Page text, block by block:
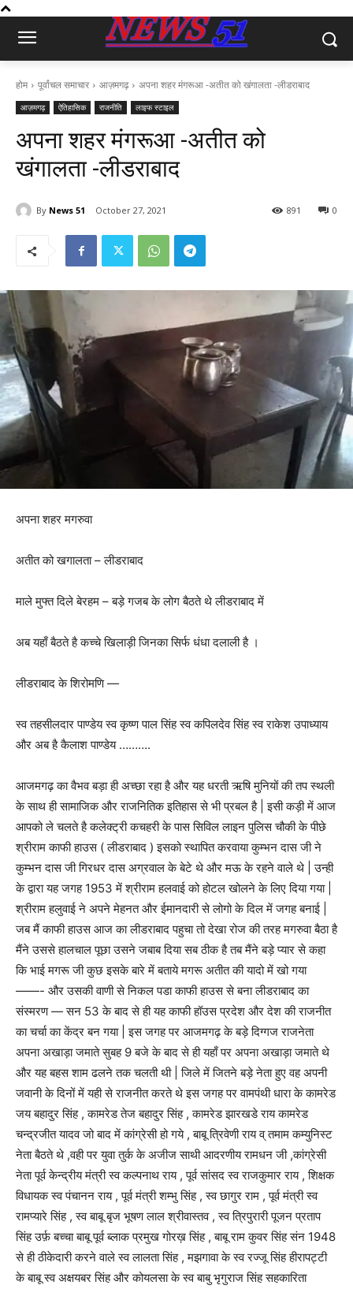
होम पूर्वांचल समाचार आज़मगढ़ अपना शहर मंगरूआ -अतीत को खंगालता -लीडराबाद
आज़मगढ़ ऐतिहासिक राजनीति लाइफ स्टाइल
अपना शहर मंगरूआ -अतीत को
खंगालता -लीडराबाद
By News 51 October 27, 2021 0
891
अपना शहर मगरुवा
अतीत को खगालता – लीडराबाद
माले मुफ्त दिले बेरहम – बड़े गजब के लोग बैठते थे लीडराबाद में
अब यहाँ बैठते है कच्चे खिलाड़ी जिनका सिर्फ धंधा दलाली है ।
लीडराबाद के शिरोमणि —
स्व तहसीलदार पाण्डेय स्व कृष्ण पाल सिंह स्व कपिलदेव सिंह स्व राकेश उपाध्याय
और अब है कैलाश पाण्डेय ……….
आजमगढ़ का वैभव बड़ा ही अच्छा रहा है और यह धरती ऋषि मुनियों की तप स्थली
के साथ ही सामाजिक और राजनितिक इतिहास से भी प्रबल है | इसी कड़ी में आज
आपको ले चलते है कलेक्ट्री कचहरी के पास सिविल लाइन पुलिस चौकी के पीछे
श्रीराम काफी हाउस ( लीडराबाद ) इसको स्थापित करवाया कुम्भन दास जी ने
कुम्भन दास जी गिरधर दास अग्रवाल के बेटे थे और मऊ के रहने वाले थे | उन्ही
के द्वारा यह जगह 1953 में श्रीराम हलवाई को होटल खोलने के लिए दिया गया |
श्रीराम हलुवाई ने अपने मेहनत और ईमानदारी से लोगो के दिल में जगह बनाई |
जब मैं काफी हाउस आज का लीडराबाद पहुचा तो देखा रोज की तरह मगरुवा बैठा है
मैंने उससे हालचाल पूछा उसने जबाब दिया सब ठीक है तब मैंने बड़े प्यार से कहा
कि भाई मगरू जी कुछ इसके बारे में बताये मगरू अतीत की यादो में खो गया
——- और उसकी वाणी से निकल पडा काफी हाउस से बना लीडराबाद का
संस्मरण — सन 53 के बाद से ही यह काफी हॉउस प्रदेश और देश की राजनीत
का चर्चा का केंद्र बन गया | इस जगह पर आजमगढ़ के बड़े दिग्गज राजनेता
अपना अखाड़ा जमाते सुबह 9 बजे के बाद से ही यहाँ पर अपना अखाड़ा जमाते थे
और यह बहस शाम ढलने तक चलती थी | जिले में जितने बड़े नेता हुए वह अपनी
जवानी के दिनों में यही से राजनीत करते थे इस जगह पर वामपंथी धारा के कामरेड
जय बहादुर सिंह , कामरेड तेज बहादुर सिंह , कामरेड झारखडे राय कामरेड
चन्द्रजीत यादव जो बाद में कांग्रेसी हो गये , बाबू त्रिवेणी राय व् तमाम कम्युनिस्ट
नेता बैठते थे ,वही पर युवा तुर्क के अजीज साथी आदरणीय रामधन जी ,कांग्रेसी
नेता पूर्व केन्द्रीय मंत्री स्व कल्पनाथ राय , पूर्व सांसद स्व राजकुमार राय , शिक्षक
विधायक स्व पंचानन राय , पूर्व मंत्री शम्भु सिंह , स्व छागुर राम , पूर्व मंत्री स्व
रामप्यारे सिंह , स्व बाबू बृज भूषण लाल श्रीवास्तव , स्व त्रिपुरारी पूजन प्रताप
सिंह उर्फ़ बच्चा बाबू पूर्व ब्लाक प्रमुख गोरख़ सिंह , बाबू राम कुवर सिंह संन 1948
से ही ठीकेदारी करने वाले स्व लालता सिंह , मझगावा के स्व रज्जू सिंह हीरापट्टी
के बाबू स्व अक्षयबर सिंह और कोयलसा के स्व बाबु भृगुराज सिंह सहकारिता